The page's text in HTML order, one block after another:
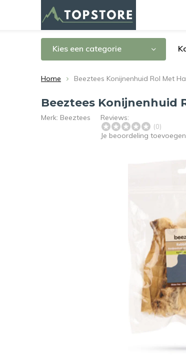
Kies een categorie
Home Beeztees Konijnenhuid Rol Met
Beeztees Konijnenhuid
Merk: Beeztees Reviews:
(0)
Je beoordeling toevoegen